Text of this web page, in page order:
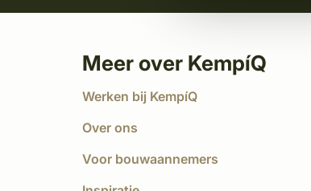
Meer over KempíQ
Werken bij KempíQ
Over ons
Voor bouwaannemers